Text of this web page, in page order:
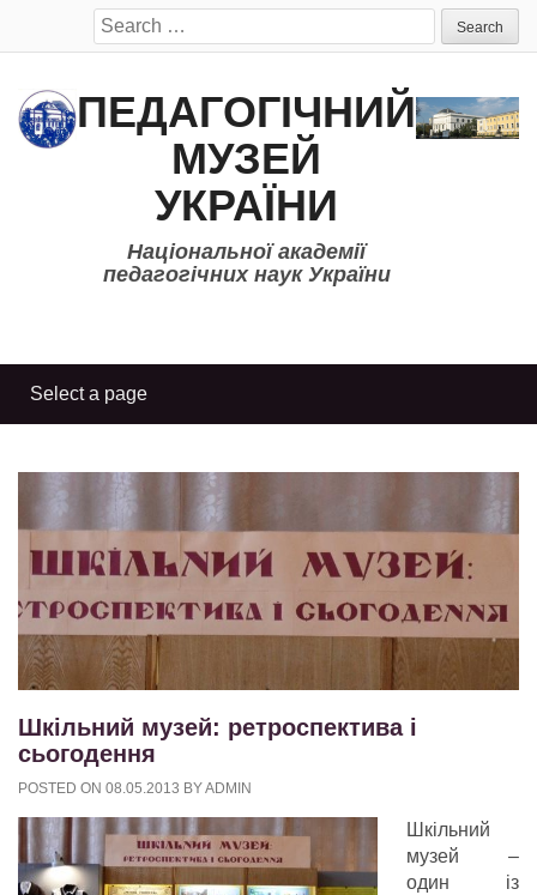
Search
for:
ПЕДАГОГІЧНИЙ
МУЗЕЙ
УКРАЇНИ
Національної академії
педагогічних наук України
Шкільний музей: ретроспектива і
сьогодення
POSTED ON 08.05.2013 BYADMIN
Шкільний
музей –
один із